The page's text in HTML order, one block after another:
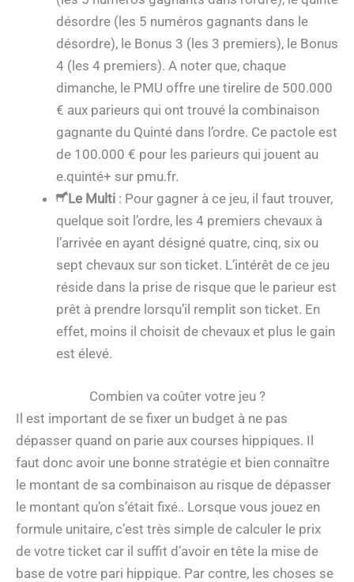
désordre (les 5 numéros gagnants dans le
désordre), le Bonus 3 (les 3 premiers), le Bonus
4 (les 4 premiers). A noter que, chaque
dimanche, le PMU offre une tirelire de 500.000
€ aux parieurs qui ont trouvé la combinaison
gagnante du Quinté dans l’ordre. Ce pactole est
de 100.000 € pour les parieurs qui jouent au
e.quinté+ sur pmu.fr.
Le Multi : Pour gagner à ce jeu, il faut trouver,
quelque soit l’ordre, les 4 premiers chevaux à
l’arrivée en ayant désigné quatre, cinq, six ou
sept chevaux sur son ticket. L’intérêt de ce jeu
réside dans la prise de risque que le parieur est
prêt à prendre lorsqu’il remplit son ticket. En
effet, moins il choisit de chevaux et plus le gain
est élevé.
Combien va coûter votre jeu ?
Il est important de se fixer un budget à ne pas
dépasser quand on parie aux courses hippiques. Il
faut donc avoir une bonne stratégie et bien connaître
le montant de sa combinaison au risque de dépasser
le montant qu’on s’était fixé.. Lorsque vous jouez en
formule unitaire, c’est très simple de calculer le prix
de votre ticket car il suffit d’avoir en tête la mise de
base de votre pari hippique. Par contre, les choses se